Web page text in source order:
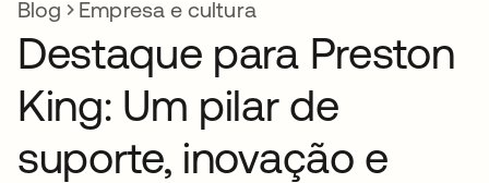
Blog Empresa e cultura
Destaque para Preston
King: Um pilar de
suporte, inovação e